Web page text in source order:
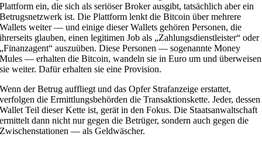
Plattform ein, die sich als seriöser Broker ausgibt, tatsächlich aber ein
Betrugsnetzwerk ist. Die Plattform lenkt die Bitcoin über mehrere
Wallets weiter — und einige dieser Wallets gehören Personen, die
ihrerseits glauben, einen legitimen Job als „Zahlungsdienstleister“ oder
„Finanzagent“ auszuüben. Diese Personen — sogenannte Money
Mules — erhalten die Bitcoin, wandeln sie in Euro um und überweisen
sie weiter. Dafür erhalten sie eine Provision.
Wenn der Betrug auffliegt und das Opfer Strafanzeige erstattet,
verfolgen die Ermittlungsbehörden die Transaktionskette. Jeder, dessen
Wallet Teil dieser Kette ist, gerät in den Fokus. Die Staatsanwaltschaft
ermittelt dann nicht nur gegen die Betrüger, sondern auch gegen die
Zwischenstationen — als Geldwäscher.